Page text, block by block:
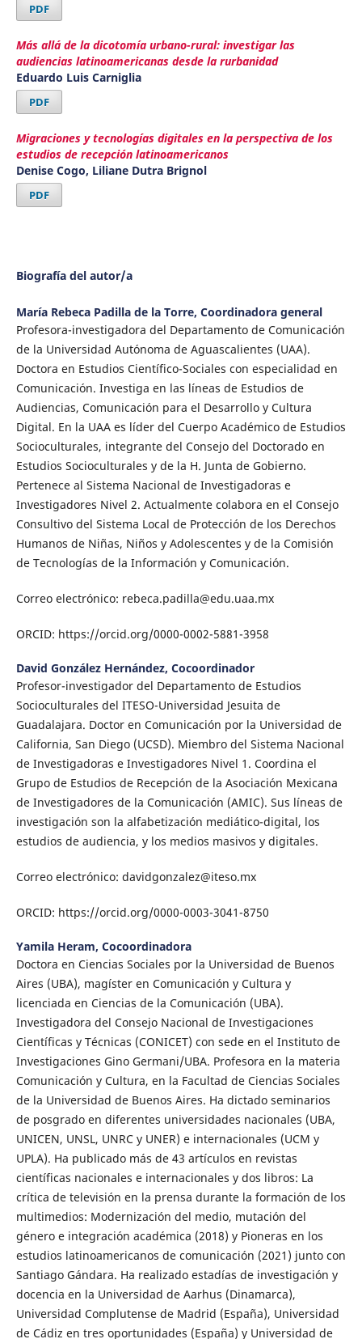
PDF
Más allá de la dicotomía urbano-rural: investigar las
audiencias latinoamericanas desde la rurbanidad
Eduardo Luis Carniglia
PDF
Migraciones y tecnologías digitales en la perspectiva de los
estudios de recepción latinoamericanos
Denise Cogo, Liliane Dutra Brignol
PDF
Biografía del autor/a
María Rebeca Padilla de la Torre, Coordinadora general
Profesora-investigadora del Departamento de Comunicación
de la Universidad Autónoma de Aguascalientes (UAA).
Doctora en Estudios Científico-Sociales con especialidad en
Comunicación. Investiga en las líneas de Estudios de
Audiencias, Comunicación para el Desarrollo y Cultura
Digital. En la UAA es líder del Cuerpo Académico de Estudios
Socioculturales, integrante del Consejo del Doctorado en
Estudios Socioculturales y de la H. Junta de Gobierno.
Pertenece al Sistema Nacional de Investigadoras e
Investigadores Nivel 2. Actualmente colabora en el Consejo
Consultivo del Sistema Local de Protección de los Derechos
Humanos de Niñas, Niños y Adolescentes y de la Comisión
de Tecnologías de la Información y Comunicación.
Correo electrónico: rebeca.padilla@edu.uaa.mx
ORCID: https://orcid.org/0000-0002-5881-3958
David González Hernández, Cocoordinador
Profesor-investigador del Departamento de Estudios
Socioculturales del ITESO-Universidad Jesuita de
Guadalajara. Doctor en Comunicación por la Universidad de
California, San Diego (UCSD). Miembro del Sistema Nacional
de Investigadoras e Investigadores Nivel 1. Coordina el
Grupo de Estudios de Recepción de la Asociación Mexicana
de Investigadores de la Comunicación (AMIC). Sus líneas de
investigación son la alfabetización mediático-digital, los
estudios de audiencia, y los medios masivos y digitales.
Correo electrónico: davidgonzalez@iteso.mx
ORCID: https://orcid.org/0000-0003-3041-8750
Yamila Heram, Cocoordinadora
Doctora en Ciencias Sociales por la Universidad de Buenos
Aires (UBA), magíster en Comunicación y Cultura y
licenciada en Ciencias de la Comunicación (UBA).
Investigadora del Consejo Nacional de Investigaciones
Científicas y Técnicas (CONICET) con sede en el Instituto de
Investigaciones Gino Germani/UBA. Profesora en la materia
Comunicación y Cultura, en la Facultad de Ciencias Sociales
de la Universidad de Buenos Aires. Ha dictado seminarios
de posgrado en diferentes universidades nacionales (UBA,
UNICEN, UNSL, UNRC y UNER) e internacionales (UCM y
UPLA). Ha publicado más de 43 artículos en revistas
científicas nacionales e internacionales y dos libros: La
crítica de televisión en la prensa durante la formación de los
multimedios: Modernización del medio, mutación del
género e integración académica (2018) y Pioneras en los
estudios latinoamericanos de comunicación (2021) junto con
Santiago Gándara. Ha realizado estadías de investigación y
docencia en la Universidad de Aarhus (Dinamarca),
Universidad Complutense de Madrid (España), Universidad
de Cádiz en tres oportunidades (España) y Universidad de